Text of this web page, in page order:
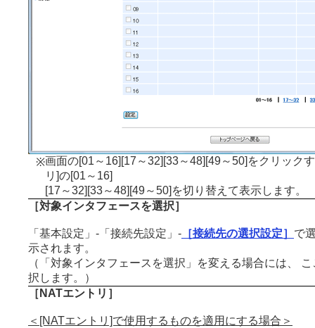
※画面の[01～16][17～32][33～48][49～50]をクリック
リ]の[01～16]
[17～32][33～48][49～50]を切り替えて表示します。
［対象インタフェースを選択］
「基本設定」-「接続先設定」- ［接続先の選択設定］ で
示されます。
（「対象インタフェースを選択」を変える場合には、
択します。）
［NATエントリ］
＜[NATエントリ]で使用するものを適用にする場合＞